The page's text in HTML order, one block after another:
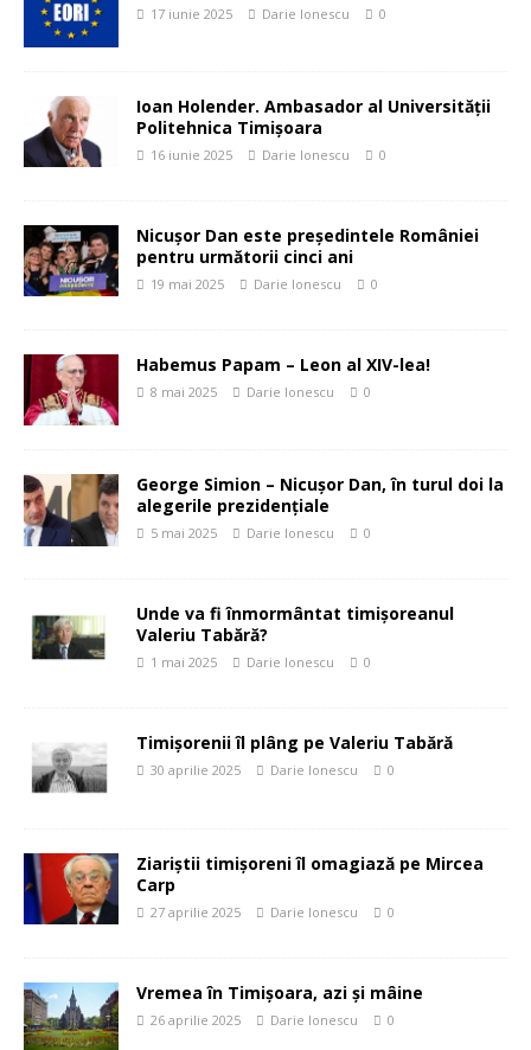
17 iunie 2025 Darie Ionescu 0
Ioan Holender. Ambasador al Universității
Politehnica Timișoara
16 iunie 2025 Darie Ionescu 0
Nicușor Dan este președintele României
pentru următorii cinci ani
19 mai 2025 Darie Ionescu 0
Habemus Papam – Leon al XIV-lea!
8 mai 2025 Darie Ionescu 0
George Simion – Nicușor Dan, în turul doi la
alegerile prezidențiale
5 mai 2025 Darie Ionescu 0
Unde va fi înmormântat timișoreanul
Valeriu Tabără?
1 mai 2025 Darie Ionescu 0
Timișorenii îl plâng pe Valeriu Tabără
30 aprilie 2025 Darie Ionescu 0
Ziariștii timișoreni îl omagiază pe Mircea
Carp
27 aprilie 2025 Darie Ionescu 0
Vremea în Timișoara, azi și mâine
26 aprilie 2025 Darie Ionescu 0